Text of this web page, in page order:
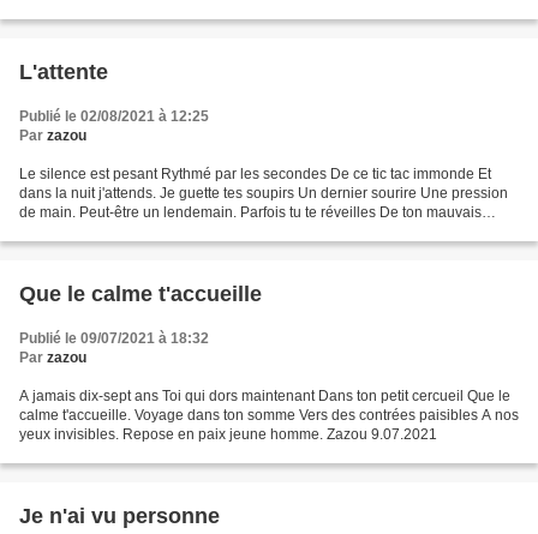
L'attente
Publié le 02/08/2021 à 12:25
Par zazou
Le silence est pesant Rythmé par les secondes De ce tic tac immonde Et
dans la nuit j'attends. Je guette tes soupirs Un dernier sourire Une pression
de main. Peut-être un lendemain. Parfois tu te réveilles De ton mauvais
Que le calme t'accueille
Publié le 09/07/2021 à 18:32
Par zazou
A jamais dix-sept ans Toi qui dors maintenant Dans ton petit cercueil Que le
calme t'accueille. Voyage dans ton somme Vers des contrées paisibles A nos
yeux invisibles. Repose en paix jeune homme. Zazou 9.07.2021
Je n'ai vu personne